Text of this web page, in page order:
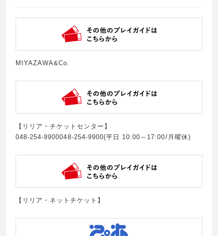
MIYAZAWA&Co.
【リリア・チケットセンター】
048-254-9900048-254-9900(平日 10:00～17:00/月曜休)
【リリア・ネットチケット】